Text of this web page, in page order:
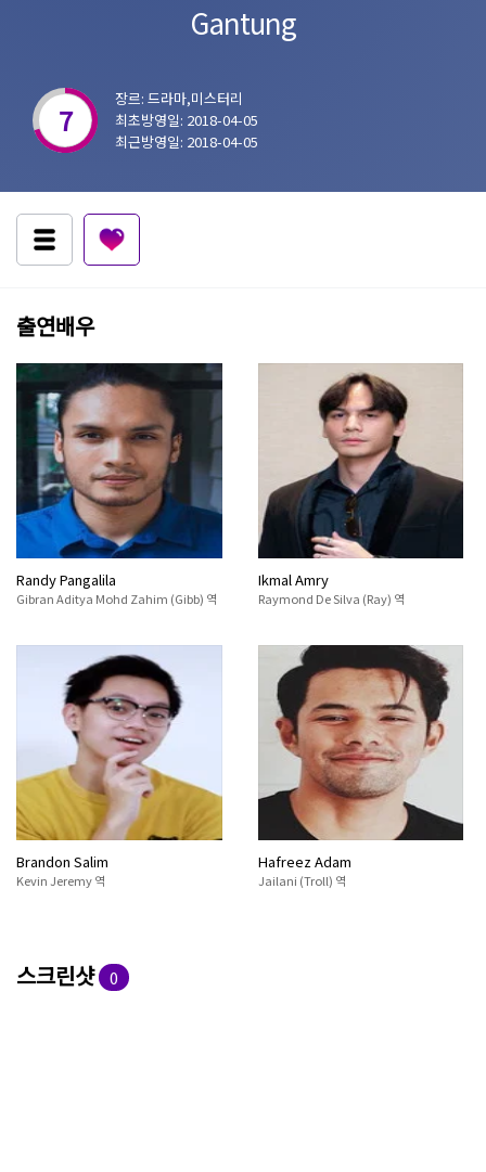
Gantung
7
장르: 드라마,미스터리
최초방영일: 2018-04-05
최근방영일: 2018-04-05
출연배우
Randy Pangalila
Gibran Aditya Mohd Zahim (Gibb) 역
Ikmal Amry
Raymond De Silva (Ray) 역
Brandon Salim
Kevin Jeremy 역
Hafreez Adam
Jailani (Troll) 역
스크린샷 0